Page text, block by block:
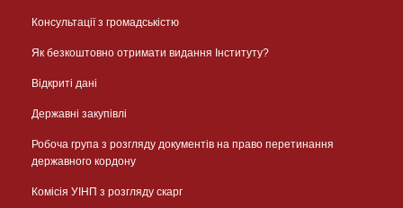
Консультації з громадськістю
Як безкоштовно отримати видання Інституту?
Відкриті дані
Державні закупівлі
Робоча група з розгляду документів на право перетинання
державного кордону
Комісія УІНП з розгляду скарг